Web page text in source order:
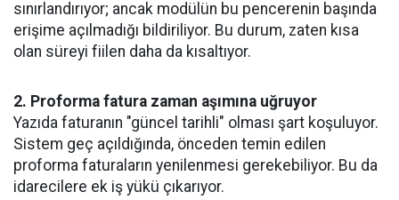
sınırlandırıyor; ancak modülün bu pencerenin başında
erişime açılmadığı bildiriliyor. Bu durum, zaten kısa
olan süreyi fiilen daha da kısaltıyor.
2. Proforma fatura zaman aşımına uğruyor
Yazıda faturanın "güncel tarihli" olması şart koşuluyor.
Sistem geç açıldığında, önceden temin edilen
proforma faturaların yenilenmesi gerekebiliyor. Bu da
idarecilere ek iş yükü çıkarıyor.